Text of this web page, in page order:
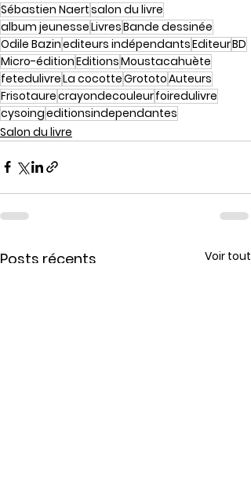
Sébastien Naertsalon du livre
album jeunesseLivresBande dessinée
Odile Bazinediteurs indépendantsEditeurBD
Micro-éditionEditionsMoustacahuète
fetedulivreLa cocotteGrototoAuteurs
Frisotaurecrayondecouleurfoiredulivre
cysoingeditionsindependantes
Salon du livre
Posts récents Voir tout